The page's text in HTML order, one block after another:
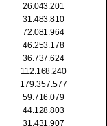
26.043.201
31.483.810
72.081.964
46.253.178
36.737.624
112.168.240
179.357.577
59.716.079
44.128.803
31.431.907